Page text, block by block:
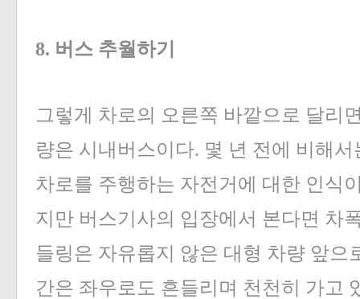
8. 버스 추월하기
그렇게 차로의 오른쪽 바깥으로 달리
량은 시내버스이다. 몇 년 전에 비해
차로를 주행하는 자전거에 대한 인식
지만 버스기사의 입장에서 본다면 차
들링은 자유롭지 않은 대형 차량 앞으
간은 좌우로도 흔들리며 천천히 가고